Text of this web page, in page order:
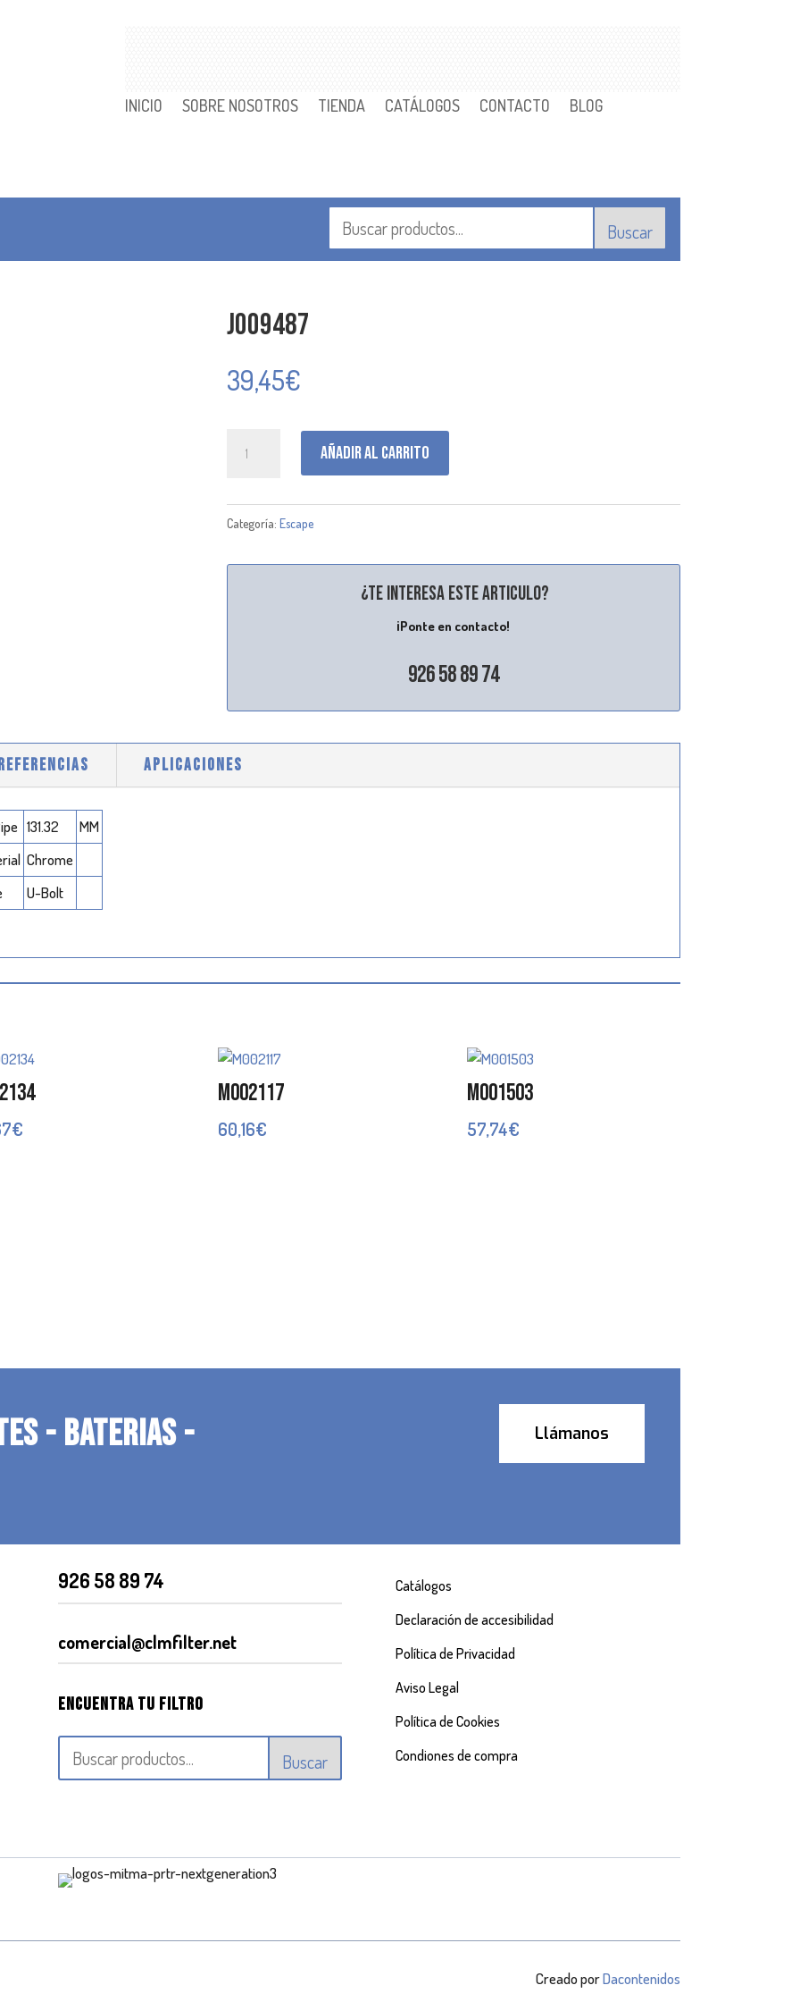
INICIO SOBRE NOSOTROS TIENDA CATÁLOGOS CONTACTO BLOG
Buscar
J009487
39,45€
Añadir al carrito
Categoría: Escape
¿Te interesa este articulo?
¡Ponte en contacto!
926 58 89 74
APLICACIONES
131.32
MM
Chrome
U-Bolt
€
M002117
60,16€
M001503
57,74€
- BATERIAS -
Llámanos
926 58 89 74
comercial@clmfilter.net
Encuentra tu filtro
Buscar
Catálogos
Declaración de accesibilidad
Política de Privacidad
Aviso Legal
Política de Cookies
Condiones de compra
Creado porDacontenidos